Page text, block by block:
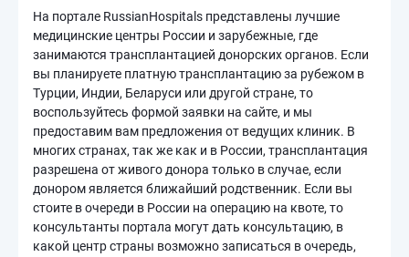
На портале RussianHospitals представлены лучшие
медицинские центры России и зарубежные, где
занимаются трансплантацией донорских органов. Если
вы планируете платную трансплантацию за рубежом в
Турции, Индии, Беларуси или другой стране, то
воспользуйтесь формой заявки на сайте, и мы
предоставим вам предложения от ведущих клиник. В
многих странах, так же как и в России, трансплантация
разрешена от живого донора только в случае, если
донором является ближайший родственник. Если вы
стоите в очереди в России на операцию на квоте, то
консультанты портала могут дать консультацию, в
какой центр страны возможно записаться в очередь,